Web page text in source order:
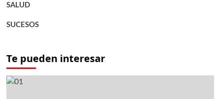
SALUD
SUCESOS
Te pueden interesar